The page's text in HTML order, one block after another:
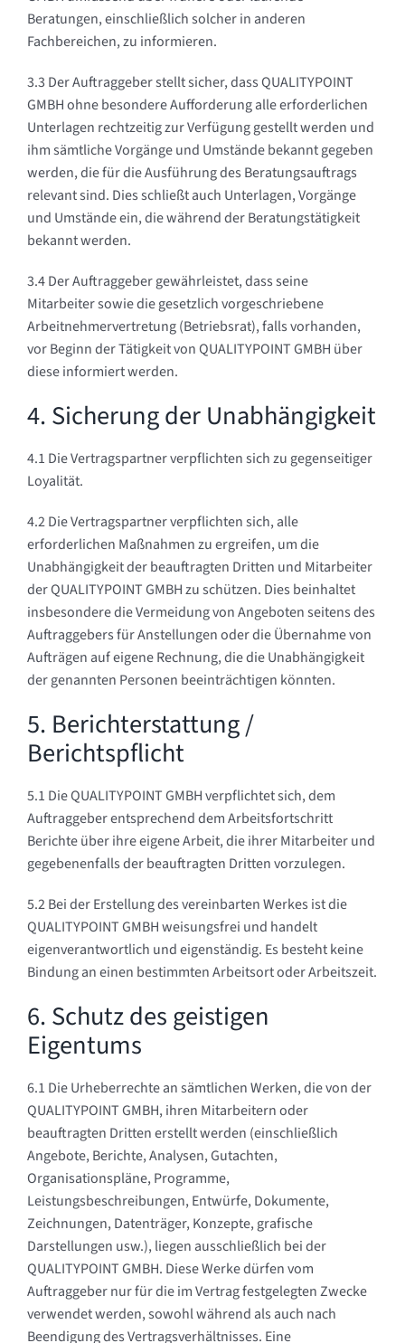
Beratungen, einschließlich solcher in anderen
Fachbereichen, zu informieren.
3.3 Der Auftraggeber stellt sicher, dass QUALITYPOINT
GMBH ohne besondere Aufforderung alle erforderlichen
Unterlagen rechtzeitig zur Verfügung gestellt werden und
ihm sämtliche Vorgänge und Umstände bekannt gegeben
werden, die für die Ausführung des Beratungsauftrags
relevant sind. Dies schließt auch Unterlagen, Vorgänge
und Umstände ein, die während der Beratungstätigkeit
bekannt werden.
3.4 Der Auftraggeber gewährleistet, dass seine
Mitarbeiter sowie die gesetzlich vorgeschriebene
Arbeitnehmervertretung (Betriebsrat), falls vorhanden,
vor Beginn der Tätigkeit von QUALITYPOINT GMBH über
diese informiert werden.
4. Sicherung der Unabhängigkeit
4.1 Die Vertragspartner verpflichten sich zu gegenseitiger
Loyalität.
4.2 Die Vertragspartner verpflichten sich, alle
erforderlichen Maßnahmen zu ergreifen, um die
Unabhängigkeit der beauftragten Dritten und Mitarbeiter
der QUALITYPOINT GMBH zu schützen. Dies beinhaltet
insbesondere die Vermeidung von Angeboten seitens des
Auftraggebers für Anstellungen oder die Übernahme von
Aufträgen auf eigene Rechnung, die die Unabhängigkeit
der genannten Personen beeinträchtigen könnten.
5. Berichterstattung /
Berichtspflicht
5.1 Die QUALITYPOINT GMBH verpflichtet sich, dem
Auftraggeber entsprechend dem Arbeitsfortschritt
Berichte über ihre eigene Arbeit, die ihrer Mitarbeiter und
gegebenenfalls der beauftragten Dritten vorzulegen.
5.2 Bei der Erstellung des vereinbarten Werkes ist die
QUALITYPOINT GMBH weisungsfrei und handelt
eigenverantwortlich und eigenständig. Es besteht keine
Bindung an einen bestimmten Arbeitsort oder Arbeitszeit.
6. Schutz des geistigen
Eigentums
6.1 Die Urheberrechte an sämtlichen Werken, die von der
QUALITYPOINT GMBH, ihren Mitarbeitern oder
beauftragten Dritten erstellt werden (einschließlich
Angebote, Berichte, Analysen, Gutachten,
Organisationspläne, Programme,
Leistungsbeschreibungen, Entwürfe, Dokumente,
Zeichnungen, Datenträger, Konzepte, grafische
Darstellungen usw.), liegen ausschließlich bei der
QUALITYPOINT GMBH. Diese Werke dürfen vom
Auftraggeber nur für die im Vertrag festgelegten Zwecke
verwendet werden, sowohl während als auch nach
Beendigung des Vertragsverhältnisses. Eine